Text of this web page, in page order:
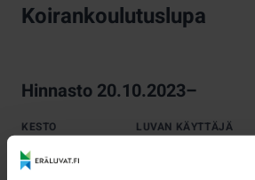
Koirankoulutuslupa
Hinnasto 20.10.2023–
KESTO LUVAN KÄYTTÄJÄ
Kausi